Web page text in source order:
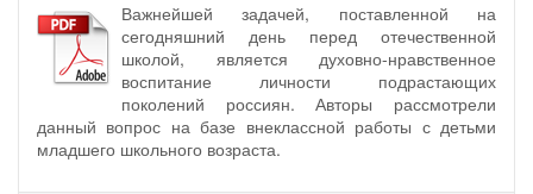
Важнейшей задачей, поставленной на
сегодняшний день перед отечественной
школой, является духовно-нравственное
воспитание личности подрастающих
поколений россиян. Авторы рассмотрели
данный вопрос на базе внеклассной работы с детьми
младшего школьного возраста.